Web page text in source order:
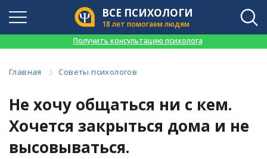
ВСЕ ПСИХОЛОГИ
18 лет помогаем людям
Получить консультацию психолога
Главная Советы психологов
Не хочу общаться ни с кем.
Хочется закрыться дома и не
высовываться.